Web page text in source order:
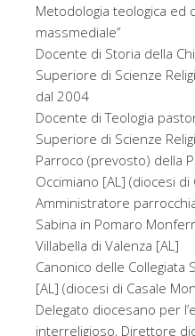
Metodologia teologica ed
massmediale”
Docente di Storia della
Superiore di Scienze
dal 2004
Docente di Teologia
Superiore di Scienze
Parroco (prevosto) della
Occimiano [AL] (diocesi
Amministratore
Sabina in Pomaro
Villabella di Valenza [AL]
Canonico delle Collegiata
[AL] (diocesi di Casale
Delegato diocesano per
interreligioso, Direttore